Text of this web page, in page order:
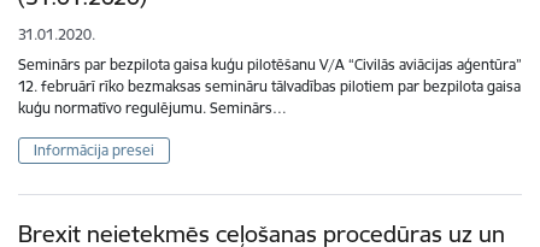
31.01.2020.
Seminārs par bezpilota gaisa kuģu pilotēšanu V/A “Civilās aviācijas aģentūra”
12. februārī rīko bezmaksas semināru tālvadības pilotiem par bezpilota gaisa
kuģu normatīvo regulējumu. Seminārs…
Informācija presei
Brexit neietekmēs ceļošanas procedūras uz un